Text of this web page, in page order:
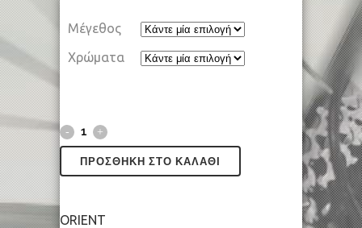
Μέγεθος
Χρώματα
ΠΡΟΣΘΉΚΗ ΣΤΟ ΚΑΛΆΘΙ
ORIENT